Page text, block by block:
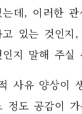
데, 이러한 관
있는 것인지
지 말해 주실
사유 양상이
정도 공감이